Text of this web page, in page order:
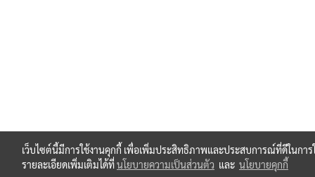
เว็บไซต์นี้มีการใช้งานคุกกี้ เพื่อเพิ่มประสิทธิภาพและประสบการณ์ที่ดีในกา
รายละเอียดเพิ่มเติมได้ที่นโยบายความเป็นส่วนตัว และ นโยบายคุกกี้